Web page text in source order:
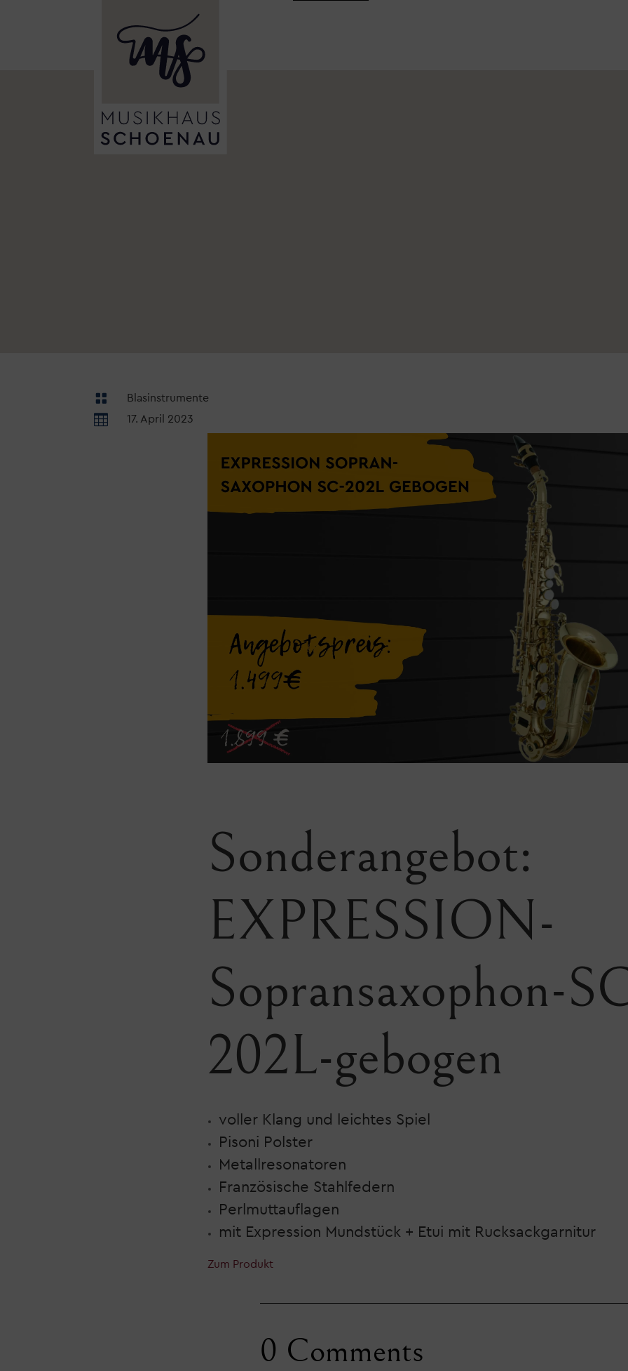
 Blasinstrumente
 17. April 2023
Sonderangebot:
EXPRESSION-
Sopransaxophon-
202L-gebogen
voller Klang und leichtes Spiel
Pisoni Polster
Metallresonatoren
Französische Stahlfedern
Perlmuttauflagen
mit Expression Mundstück + Etui mit Rucksackgarnitur
Zum Produkt
0 Comments